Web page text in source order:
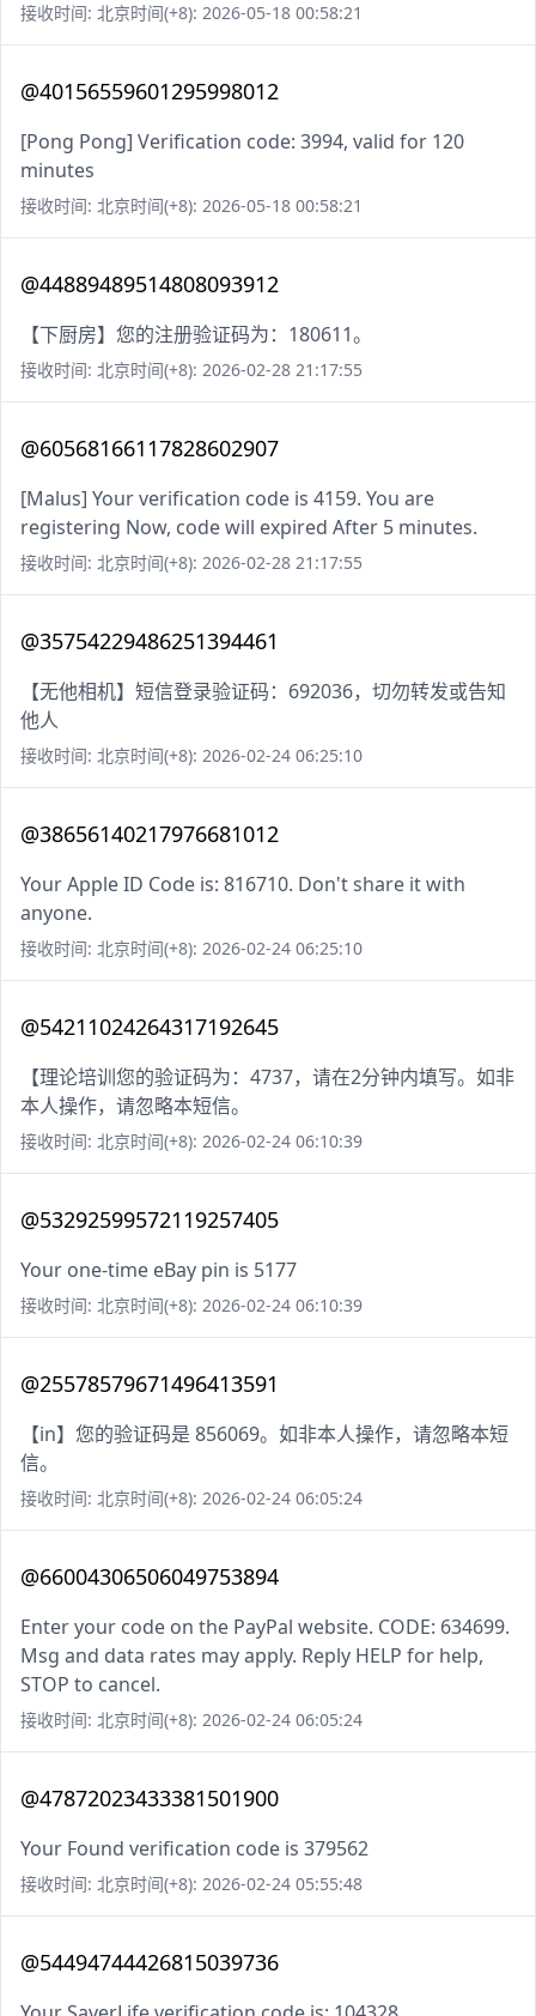
接收时间: 北京时间(+8): 2026-05-18 00:58:21
@40156559601295998012
[Pong Pong] Verification code: 3994, valid for 120
minutes
接收时间: 北京时间(+8): 2026-05-18 00:58:21
@44889489514808093912
【下厨房】您的注册验证码为：180611。
接收时间: 北京时间(+8): 2026-02-28 21:17:55
@60568166117828602907
[Malus] Your verification code is 4159. You are
registering Now, code will expired After 5 minutes.
接收时间: 北京时间(+8): 2026-02-28 21:17:55
@35754229486251394461
【无他相机】短信登录验证码：692036，切勿转发或告知
他人
接收时间: 北京时间(+8): 2026-02-24 06:25:10
@38656140217976681012
Your Apple ID Code is: 816710. Don't share it with
anyone.
接收时间: 北京时间(+8): 2026-02-24 06:25:10
@54211024264317192645
【理论培训您的验证码为：4737，请在2分钟内填写。如非
本人操作，请忽略本短信。
接收时间: 北京时间(+8): 2026-02-24 06:10:39
@53292599572119257405
Your one-time eBay pin is 5177
接收时间: 北京时间(+8): 2026-02-24 06:10:39
@25578579671496413591
【in】您的验证码是 856069。如非本人操作，请忽略本短
信。
接收时间: 北京时间(+8): 2026-02-24 06:05:24
@66004306506049753894
Enter your code on the PayPal website. CODE: 634699.
Msg and data rates may apply. Reply HELP for help,
STOP to cancel.
接收时间: 北京时间(+8): 2026-02-24 06:05:24
@47872023433381501900
Your Found verification code is 379562
接收时间: 北京时间(+8): 2026-02-24 05:55:48
@54494744426815039736